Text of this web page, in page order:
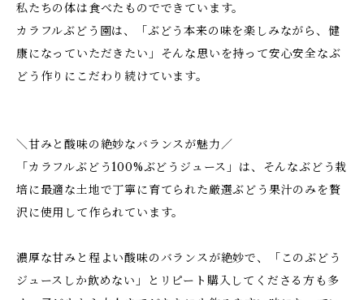
私たちの体は食べたものでできています。
カラフルぶどう園は、「ぶどう本来の味を楽しみながら、健
康になっていただきたい」そんな思いを持って安心安全なぶ
どう作りにこだわり続けています。
＼甘みと酸味の絶妙なバランスが魅力／
「カラフルぶどう100%ぶどうジュース」は、そんなぶどう栽
培に最適な土地で丁寧に育てられた厳選ぶどう果汁のみを贅
沢に使用して作られています。
濃厚な甘みと程よい酸味のバランスが絶妙で、「このぶどう
ジュースしか飲めない」とリピート購入してくださる方も多